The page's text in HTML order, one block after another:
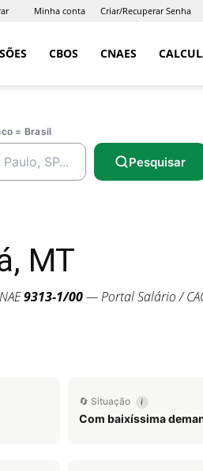
Minha conta Criar/Recuperar Senha
CBOS CNAES
= Brasil
Pesquisar
MT
9313-1/00— Portal Salário /
🔄 Situação i
Com baixíssima